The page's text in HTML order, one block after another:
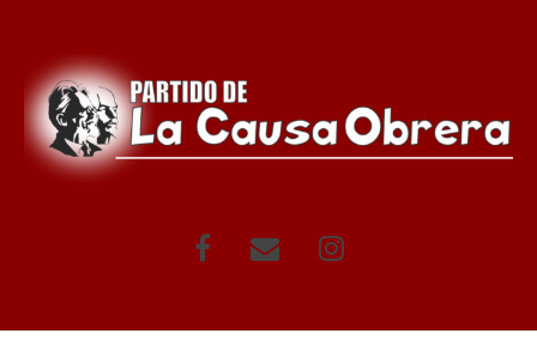
contenido
FacebookCorreo Instagram